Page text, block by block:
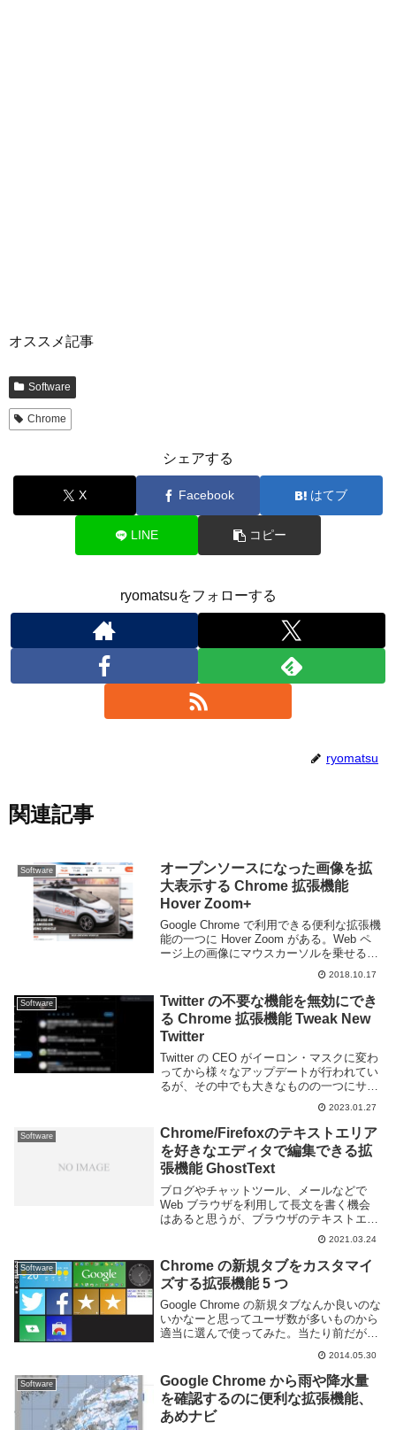
オススメ記事
Software
Chrome
シェアする
X Facebook はてブ
LINE コピー
ryomatsuをフォローする
ryomatsu
関連記事
Software
オープンソースになった画像を拡
大表示する Chrome 拡張機能
Hover Zoom+
Google Chrome で利用できる便利な拡張機
能の一つに Hover Zoom がある。Web ペ
ージ上の画像にマウスカーソルを乗せるだ
けで画像を拡大表示してくれるすぐれもの
だ。先日 Google Chrome の拡張機能ペー
ジを見て...
2018.10.17
Software
Twitter の不要な機能を無効にでき
る Chrome 拡張機能 Tweak New
Twitter
Twitter の CEO がイーロン・マスクに変わ
ってから様々なアップデートが行われてい
るが、その中でも大きなものの一つにサー
ドパーティ製 Twitter クライアントの制限
がある。これにより非公式クライアントが
使えなくなったため、公式 ...
2023.01.27
Software
Chrome/Firefoxのテキストエリア
を好きなエディタで編集できる拡
張機能 GhostText
ブログやチャットツール、メールなどで
Web ブラウザを利用して長文を書く機会
はあると思うが、ブラウザのテキストエリ
アではショートカットキーが殆ど使えずシ
ンタックスハイライトも無いなど、文章を
書くのは不便だと感じたことは無いだろう
か。自分も...
2021.03.24
Software
Chrome の新規タブをカスタマイ
ズする拡張機能 5 つ
Google Chrome の新規タブなんか良いのな
いかなーと思ってユーザ数が多いものから
適当に選んで使ってみた。当たり前だが同
フラットデザインっぽいアレ。タイル状に
リンクを配置するだ...
2014.05.30
Software
Google Chrome から雨や降水量
を確認するのに便利な拡張機能、
あめナビ